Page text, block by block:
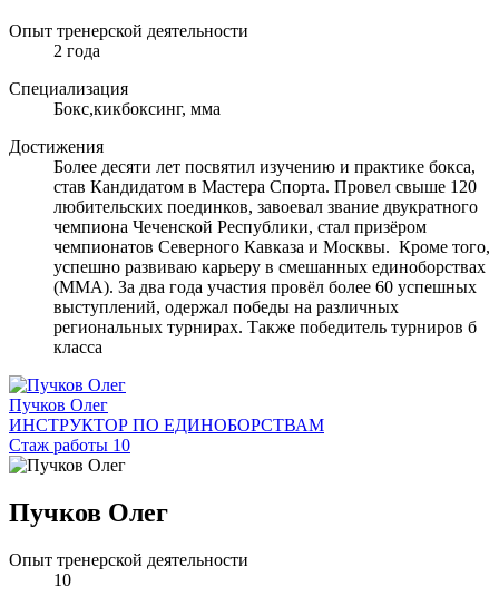
Опыт тренерской деятельности
2 года
Специализация
Бокс,кикбоксинг, мма
Достижения
Более десяти лет посвятил изучению и практике бокса,
став Кандидатом в Мастера Спорта. Провел свыше 120
любительских поединков, завоевал звание двукратного
чемпиона Чеченской Республики, стал призёром
чемпионатов Северного Кавказа и Москвы. Кроме того,
успешно развиваю карьеру в смешанных единоборствах
(MMA). За два года участия провёл более 60 успешных
выступлений, одержал победы на различных
региональных турнирах. Также победитель турниров б
класса
Пучков Олег
ИНСТРУКТОР ПО ЕДИНОБОРСТВАМ
Стаж работы 10
Пучков Олег
Опыт тренерской деятельности
10